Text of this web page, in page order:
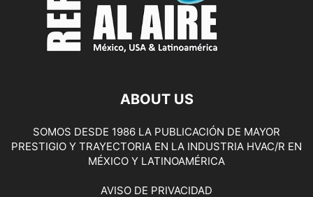
ABOUT US
SOMOS DESDE 1986 LA PUBLICACIÓN DE MAYOR
PRESTIGIO Y TRAYECTORIA EN LA INDUSTRIA HVAC/R EN
MÉXICO Y LATINOAMÉRICA
AVISO DE PRIVACIDAD